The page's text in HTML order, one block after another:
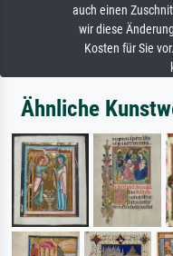
auch einen
wir diese
Kosten für Sie
Ähnliche